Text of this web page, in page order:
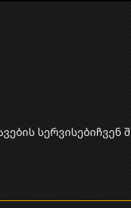
სერვისებიჩვენ